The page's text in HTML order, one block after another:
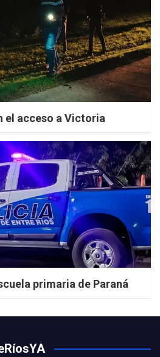
el acceso a Victoria
primaria de Paraná